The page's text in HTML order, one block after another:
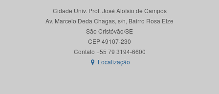
Cidade Univ. Prof. José Aloísio de Campos
Av. Marcelo Deda Chagas, s/n, Bairro Rosa Elze
São Cristóvão/SE
CEP 49107-230
Localização